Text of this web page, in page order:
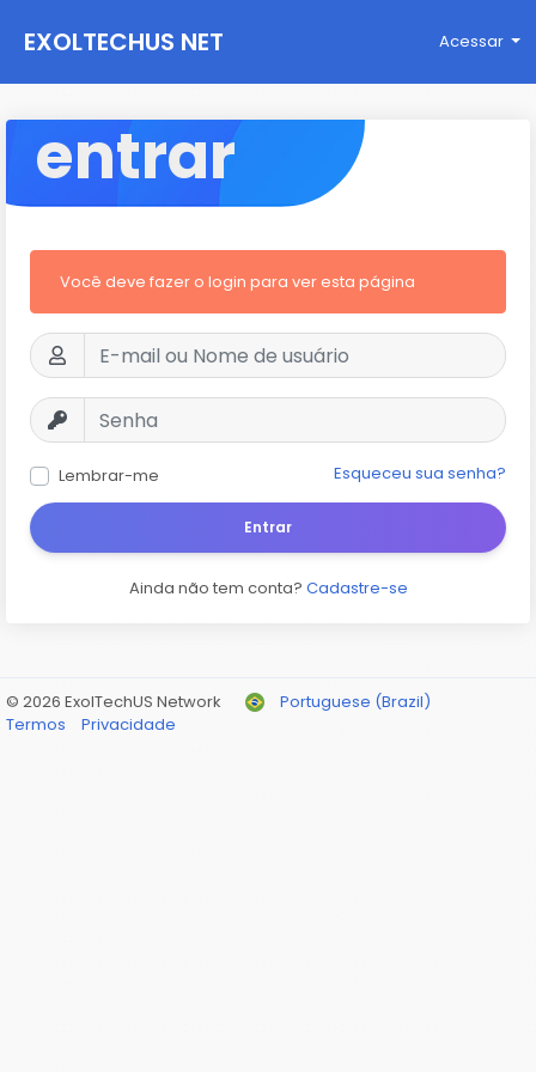
EXOLTECHUS NET
WORK
Acessar
entrar
Você deve fazer o login para ver esta página
Lembrar-me Esqueceu sua senha?
Entrar
Ainda não tem conta? Cadastre-se
© 2026 ExolTechUS Network
Portuguese (Brazil)
Termos
Privacidade